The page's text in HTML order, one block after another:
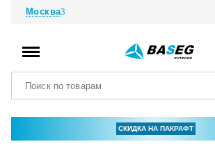
Москва
СКИДКА НА ПАКРАФТ